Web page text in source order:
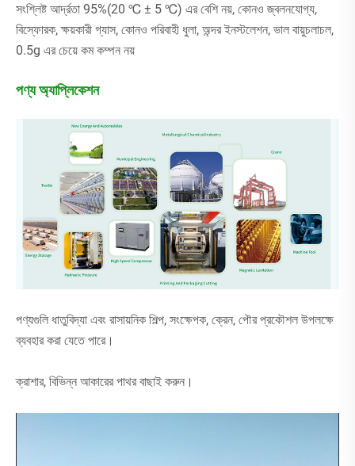
সংশ্লিষ্ট আর্দ্রতা 95%(20 ℃ ± 5 ℃) এর বেশি নয়, কোনও জ্বলনযোগ্য,
বিস্ফোরক, ক্ষয়কারী গ্যাস, কোনও পরিবাহী ধুলা, অন্দর ইনস্টলেশন, ভাল বায়ুচলাচল,
0.5g এর চেয়ে কম কম্পন নয়
পণ্য অ্যাপ্লিকেশন
পণ্যগুলি ধাতুবিদ্যা এবং রাসায়নিক শিল্প, সংক্ষেপক, ক্রেন, পৌর প্রকৌশল উপলক্ষে
ব্যবহার করা যেতে পারে।
ক্রাশার, বিভিন্ন আকারের পাথর বাছাই করুন।